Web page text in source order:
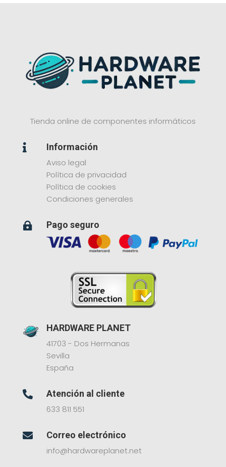
Tienda online de componentes informáticos

Información
Aviso legal
Política de privacidad
Política de cookies
Condiciones generales
 Pago seguro
HARDWARE PLANET
41703 - Dos Hermanas
Sevilla
España

Atención al cliente
633 811 551

Correo electrónico
info@hardwareplanet.net